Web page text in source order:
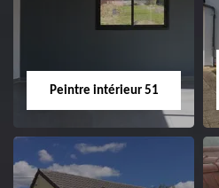
Peintre intérieur 51